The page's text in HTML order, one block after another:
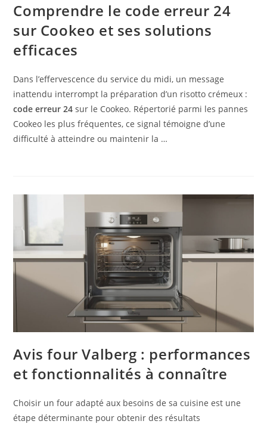
Comprendre le code erreur 24
sur Cookeo et ses solutions
efficaces
Dans l’effervescence du service du midi, un message
inattendu interrompt la préparation d’un risotto crémeux :
code erreur 24 sur le Cookeo. Répertorié parmi les pannes
Cookeo les plus fréquentes, ce signal témoigne d’une
difficulté à atteindre ou maintenir la …
Avis four Valberg : performances
et fonctionnalités à connaître
Choisir un four adapté aux besoins de sa cuisine est une
étape déterminante pour obtenir des résultats